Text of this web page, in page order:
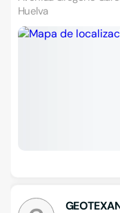
Huelva